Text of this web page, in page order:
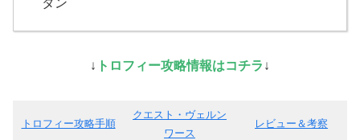
タン
↓ トロフィー攻略情報はコチラ ↓
トロフィー攻略手順
クエスト・ヴェルン
ワース
レビュー＆考察